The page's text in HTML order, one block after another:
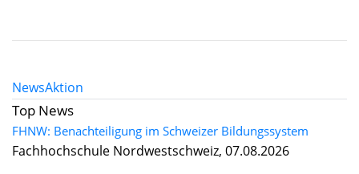
NewsAktion
Top News
FHNW: Benachteiligung im Schweizer Bildungssystem
Fachhochschule Nordwestschweiz, 07.08.2026